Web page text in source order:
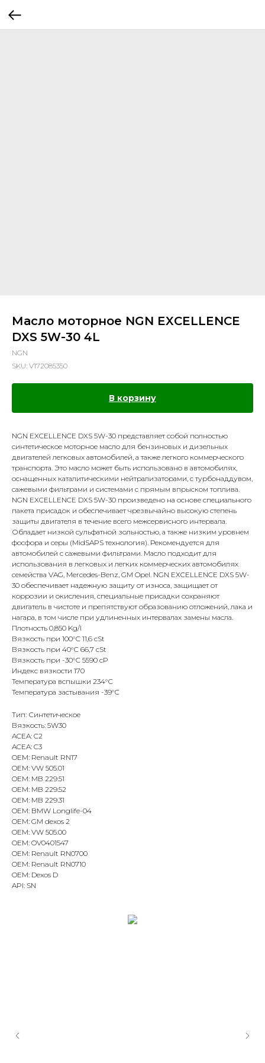
Масло моторное NGN EXCELLENCE
DXS 5W-30 4L
NGN
SKU: V172085350
В корзину
NGN EXCELLENCE DXS 5W-30 представляет собой полностью
синтетическое моторное масло для бензиновых и дизельных
двигателей легковых автомобилей, а также легкого коммерческого
транспорта. Это масло может быть использовано в автомобилях,
оснащенных каталитическими нейтрализаторами, с турбонаддувом,
сажевыми фильтрами и системами с прямым впрыском топлива.
NGN EXCELLENCE DXS 5W-30 произведено на основе специального
пакета присадок и обеспечивает чрезвычайно высокую степень
защиты двигателя в течение всего межсервисного интервала.
Обладает низкой сульфатной зольностью, а также низким уровнем
фосфора и серы (MidSAPS технология). Рекомендуется для
автомобилей с сажевыми фильтрами. Масло подходит для
использования в легковых и легких коммерческих автомобилях
семейства VAG, Mercedes-Benz, GM Opel. NGN EXCELLENCE DXS 5W-
30 обеспечивает надежную защиту от износа, защищает от
коррозии и окисления, специальные присадки сохраняют
двигатель в чистоте и препятствуют образованию отложений, лака и
нагара, в том числе при удлиненных интервалах замены масла.
Плотность 0,850 Kg/l
Вязкость при 100°С 11,6 cSt
Вязкость при 40°С 66,7 cSt
Вязкость при -30°С 5590 cP
Индекс вязкости 170
Температура вспышки 234°С
Температура застывания -39°С
Тип: Синтетическое
Вязкость: 5W30
ACEA: C2
ACEA: C3
OEM: Renault RN17
OEM: VW 505.01
OEM: MB 229.51
OEM: MB 229.52
OEM: MB 229.31
OEM: BMW Longlife-04
OEM: GM dexos 2
OEM: VW 505.00
OEM: OV0401547
OEM: Renault RN0700
OEM: Renault RN0710
OEM: Dexos D
API: SN